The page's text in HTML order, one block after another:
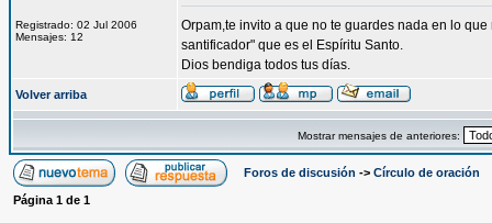
Registrado: 02 Jul 2006
Mensajes: 12
Orpam,te invito a que no te guardes nada en lo
santificador" que es el Espíritu Santo.
Dios bendiga todos tus días.
Volver arriba
Mostrar mensajes de anteriores:
Foros de discusión -> Círculo de oración
Página 1 de 1